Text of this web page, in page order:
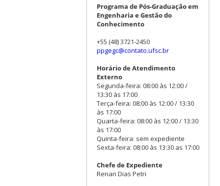
Programa de Pós-Graduação em
Engenharia e Gestão do
Conhecimento
+55 (48) 3721-2450
ppgegc@contato.ufsc.br
Horário de Atendimento
Externo
Segunda-feira: 08:00 às 12:00 /
13:30 às 17:00
Terça-feira: 08:00 às 12:00 / 13:30
às 17:00
Quarta-feira: 08:00 às 12:00 / 13:30
às 17:00
Quinta-feira: sem expediente
Sexta-feira: 08:00 às 13:30 as 17:00
Chefe de Expediente
Renan Dias Petri